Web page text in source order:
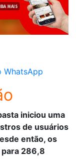
WhatsApp
iniciou uma
de usuários
então, os
286,8